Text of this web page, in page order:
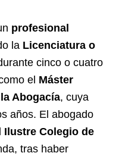
profesional
la Licenciatura o
cinco o cuatro
el Máster
Abogacía, cuya
años. El abogado
Ilustre Colegio de
tras haber